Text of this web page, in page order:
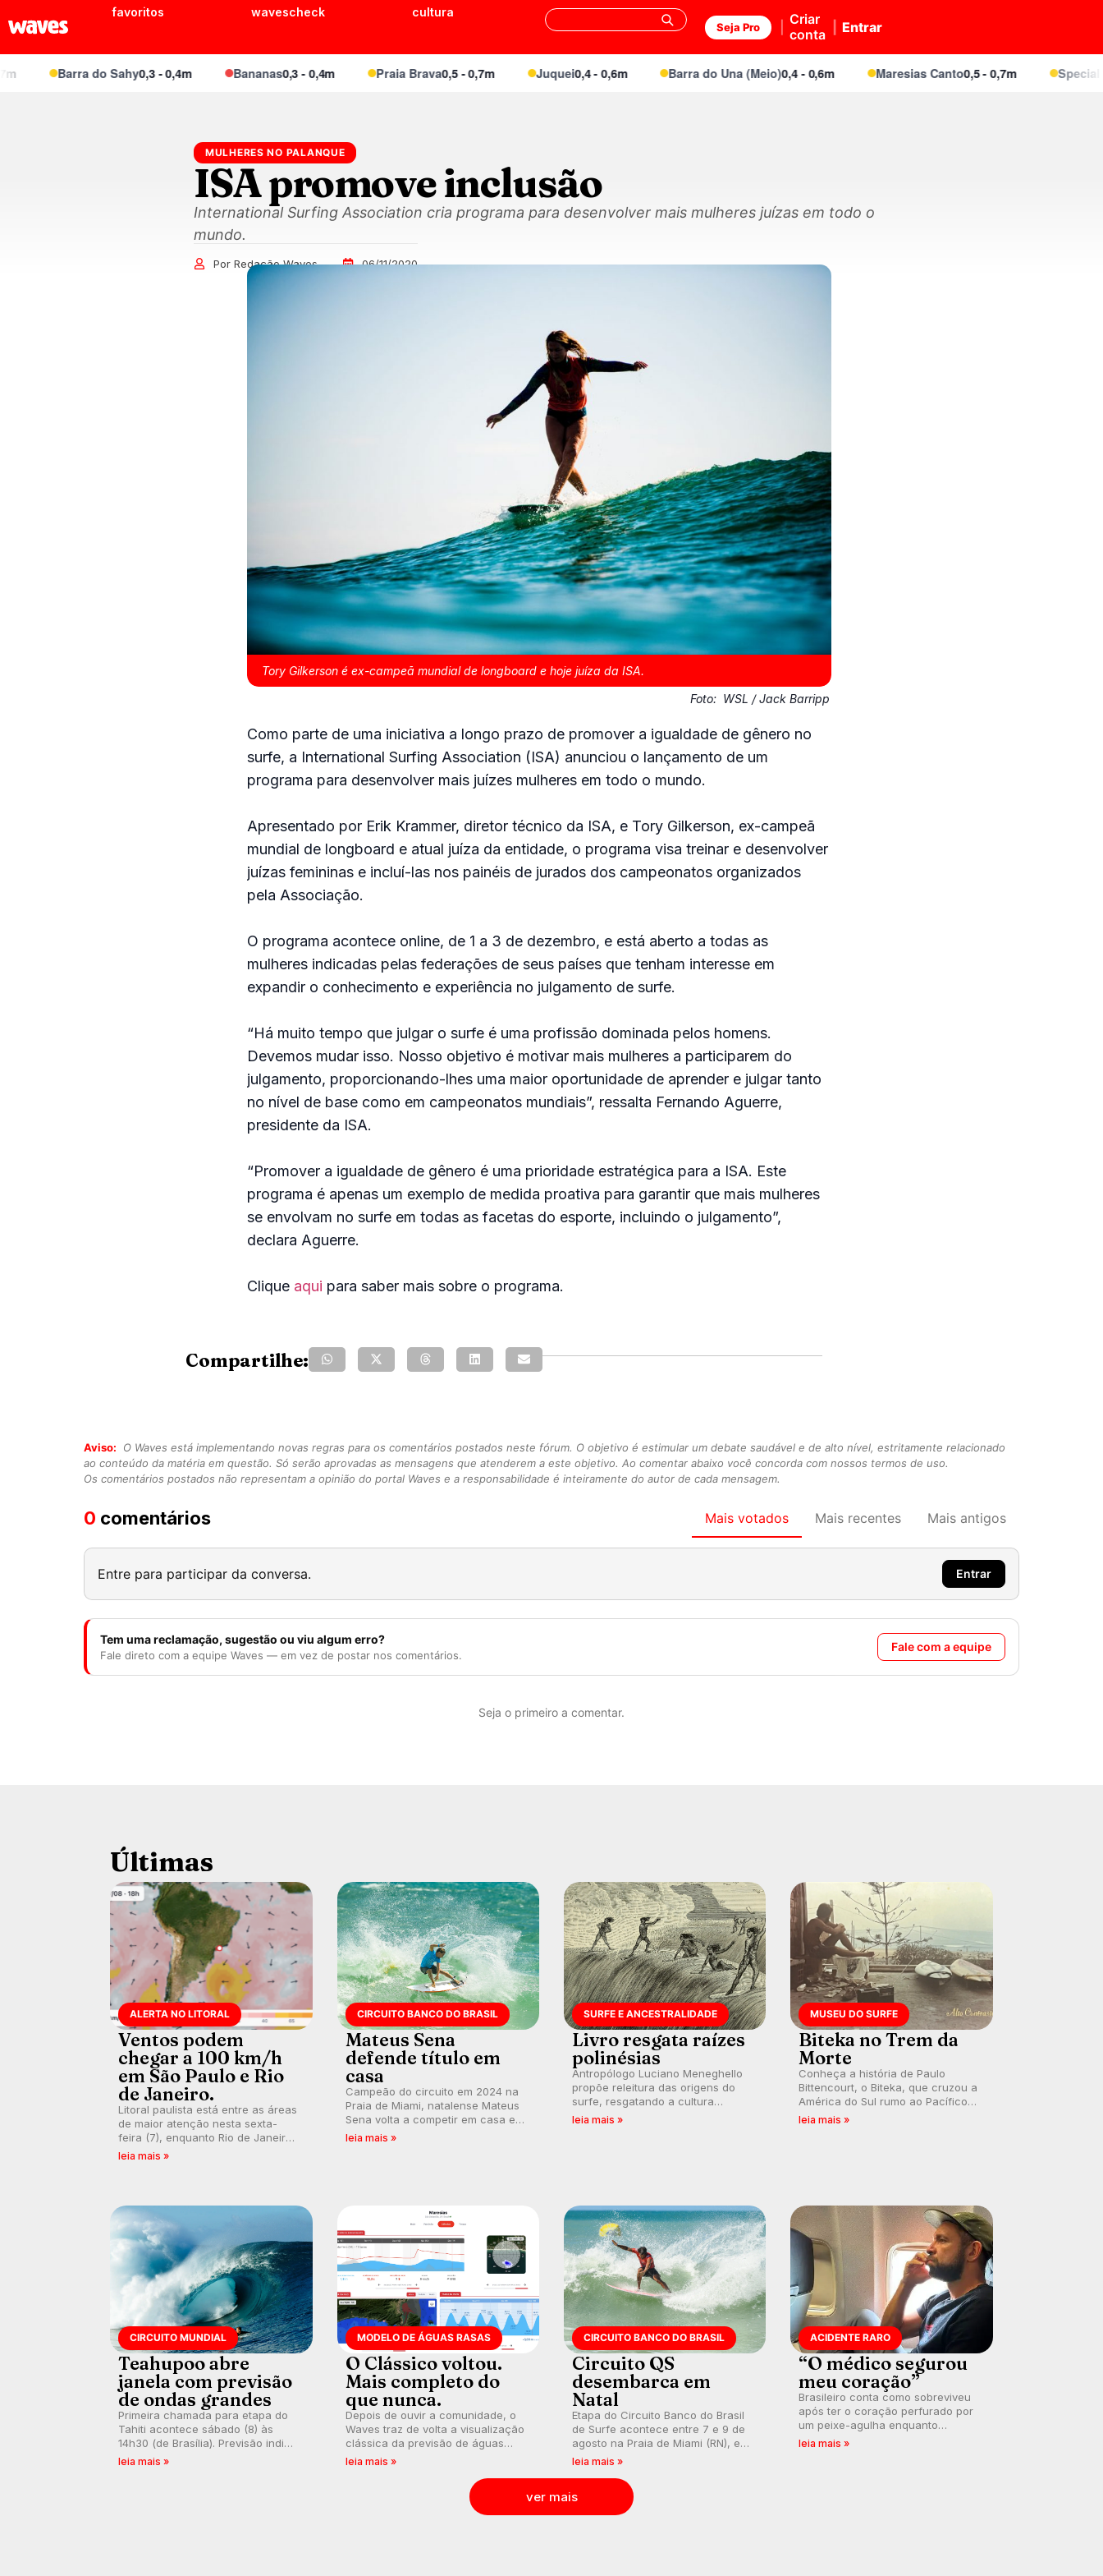
favoritos wavescheck cultura
Seja Pro
Criar
conta
Entrar
Barra do Sahy0,3 - 0,4m Bananas0,3 - 0,4m Praia Brava0,5 - 0,7m Juquei0,4 - 0,6m Barra do Una (Meio)0,4 - 0,6m Maresias Canto0,5 - 0,7m Special
MULHERES NO PALANQUE
ISA promove inclusão
International Surfing Association cria programa para desenvolver mais mulheres juízas em todo o
mundo.
Por Redação Waves 06/11/2020
Tory Gilkerson é ex-campeã mundial de longboard e hoje juíza da ISA.
Foto: WSL / Jack Barripp
Como parte de uma iniciativa a longo prazo de promover a igualdade de gênero no
surfe, a International Surfing Association (ISA) anunciou o lançamento de um
programa para desenvolver mais juízes mulheres em todo o mundo.
Apresentado por Erik Krammer, diretor técnico da ISA, e Tory Gilkerson, ex-campeã
mundial de longboard e atual juíza da entidade, o programa visa treinar e desenvolver
juízas femininas e incluí-las nos painéis de jurados dos campeonatos organizados
pela Associação.
O programa acontece online, de 1 a 3 de dezembro, e está aberto a todas as
mulheres indicadas pelas federações de seus países que tenham interesse em
expandir o conhecimento e experiência no julgamento de surfe.
“Há muito tempo que julgar o surfe é uma profissão dominada pelos homens.
Devemos mudar isso. Nosso objetivo é motivar mais mulheres a participarem do
julgamento, proporcionando-lhes uma maior oportunidade de aprender e julgar tanto
no nível de base como em campeonatos mundiais”, ressalta Fernando Aguerre,
presidente da ISA.
“Promover a igualdade de gênero é uma prioridade estratégica para a ISA. Este
programa é apenas um exemplo de medida proativa para garantir que mais mulheres
se envolvam no surfe em todas as facetas do esporte, incluindo o julgamento”,
declara Aguerre.
Clique aqui para saber mais sobre o programa.
Compartilhe:
Aviso:
O Waves está implementando novas regras para os comentários postados neste fórum. O objetivo é estimular um debate saudável e de alto nível, estritamente relacionado
ao conteúdo da matéria em questão. Só serão aprovadas as mensagens que atenderem a este objetivo. Ao comentar abaixo você concorda com nossos termos de uso.
Os comentários postados não representam a opinião do portal Waves e a responsabilidade é inteiramente do autor de cada mensagem.
0 comentários Mais votados Mais recentes Mais antigos
Entre para participar da conversa. Entrar
Tem uma reclamação, sugestão ou viu algum erro?
Fale direto com a equipe Waves — em vez de postar nos comentários.
Fale com a equipe
Seja o primeiro a comentar.
Últimas
ALERTA NO LITORAL
Ventos podem
chegar a 100 km/h
em São Paulo e Rio
de Janeiro.
Litoral paulista está entre as áreas
de maior atenção nesta sexta-
feira (7), enquanto Rio de Janeiro
também recebe alerta para ventos
leia mais »
CIRCUITO BANCO DO BRASIL
Mateus Sena
defende título em
casa
Campeão do circuito em 2024 na
Praia de Miami, natalense Mateus
Sena volta a competir em casa em
busca de manter a hegemonia
leia mais »
SURFE E ANCESTRALIDADE
Livro resgata raízes
polinésias
Antropólogo Luciano Meneghello
propõe releitura das origens do
surfe, resgatando a cultura
polinésia e questionando a visão
leia mais »
MUSEU DO SURFE
Biteka no Trem da
Morte
Conheça a história de Paulo
Bittencourt, o Biteka, que cruzou a
América do Sul rumo ao Pacífico
em uma jornada que se tornou um
leia mais »
CIRCUITO MUNDIAL
Teahupoo abre
janela com previsão
de ondas grandes
Primeira chamada para etapa do
Tahiti acontece sábado (8) às
14h30 (de Brasília). Previsão indica
swell consistente. Medina
leia mais »
MODELO DE ÁGUAS RASAS
O Clássico voltou.
Mais completo do
que nunca.
Depois de ouvir a comunidade, o
Waves traz de volta a visualização
clássica da previsão de águas
rasas, agora integrada à nova
leia mais »
CIRCUITO BANCO DO BRASIL
Circuito QS
desembarca em
Natal
Etapa do Circuito Banco do Brasil
de Surfe acontece entre 7 e 9 de
agosto na Praia de Miami (RN), em
disputas válidas pelo Qualifying
por vagas no Challenger Series.
leia mais »
ACIDENTE RARO
“O médico segurou
meu coração”
Brasileiro conta como sobreviveu
após ter o coração perfurado por
um peixe-agulha enquanto
surfava na Costa Rica.
leia mais »
ver mais